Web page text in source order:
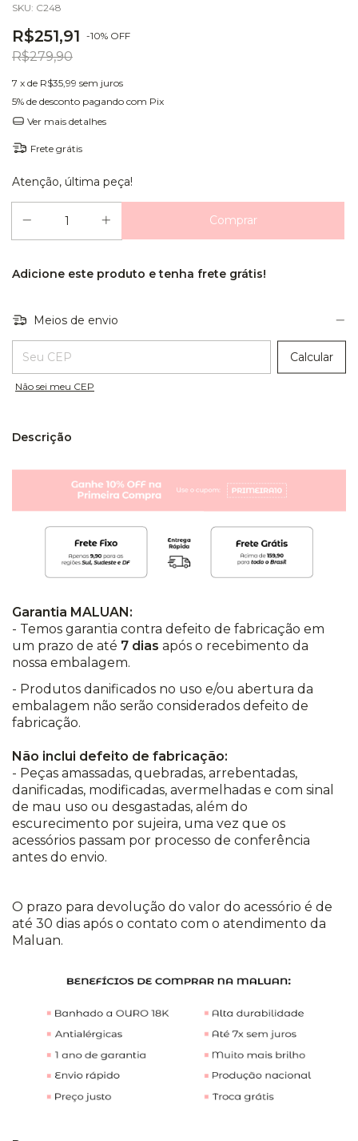
SKU: C248
R$251,91 -10% OFF
R$279,90
7 x de R$35,99 sem juros
5% de desconto pagando com Pix
Ver mais detalhes
Frete grátis
Atenção, última peça!
Adicione este produto etenha frete grátis!
Meios de envio
Entregas para o CEP:
Calcular
Não sei meu CEP
Descrição
Garantia MALUAN:
- Temos garantia contra defeito de fabricação em
um prazo de até 7 dias após o recebimento da
nossa embalagem.
- Produtos danificados no uso e/ou abertura da
embalagem não serão considerados defeito de
fabricação.
Não inclui defeito de fabricação:
- Peças amassadas, quebradas, arrebentadas,
danificadas, modificadas, avermelhadas e com sinal
de mau uso ou desgastadas, além do
escurecimento por sujeira, uma vez que os
acessórios passam por processo de conferência
antes do envio.
O prazo para devolução do valor do acessório é de
até 30 dias após o contato com o atendimento da
Maluan.